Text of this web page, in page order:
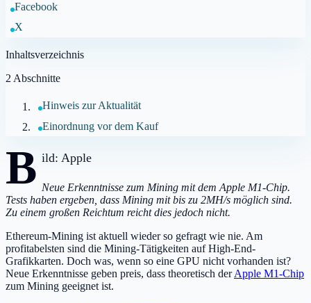
Facebook
X
Inhaltsverzeichnis
2 Abschnitte
Hinweis zur Aktualität
Einordnung vor dem Kauf
B ild: Apple
Neue Erkenntnisse zum Mining mit dem Apple M1-Chip.
Tests haben ergeben, dass Mining mit bis zu 2MH/s möglich sind.
Zu einem großen Reichtum reicht dies jedoch nicht.
Ethereum-Mining ist aktuell wieder so gefragt wie nie. Am
profitabelsten sind die Mining-Tätigkeiten auf High-End-
Grafikkarten. Doch was, wenn so eine GPU nicht vorhanden ist?
Neue Erkenntnisse geben preis, dass theoretisch derApple M1-Chip
zum Mining geeignet ist.